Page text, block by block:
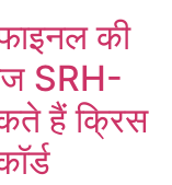
की
SRH-
हैं क्रिस